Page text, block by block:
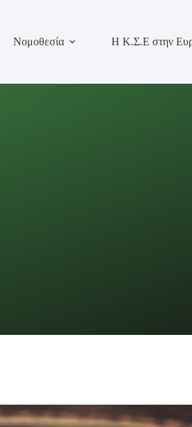
Νομοθεσία Η Κ.Σ.Ε στην